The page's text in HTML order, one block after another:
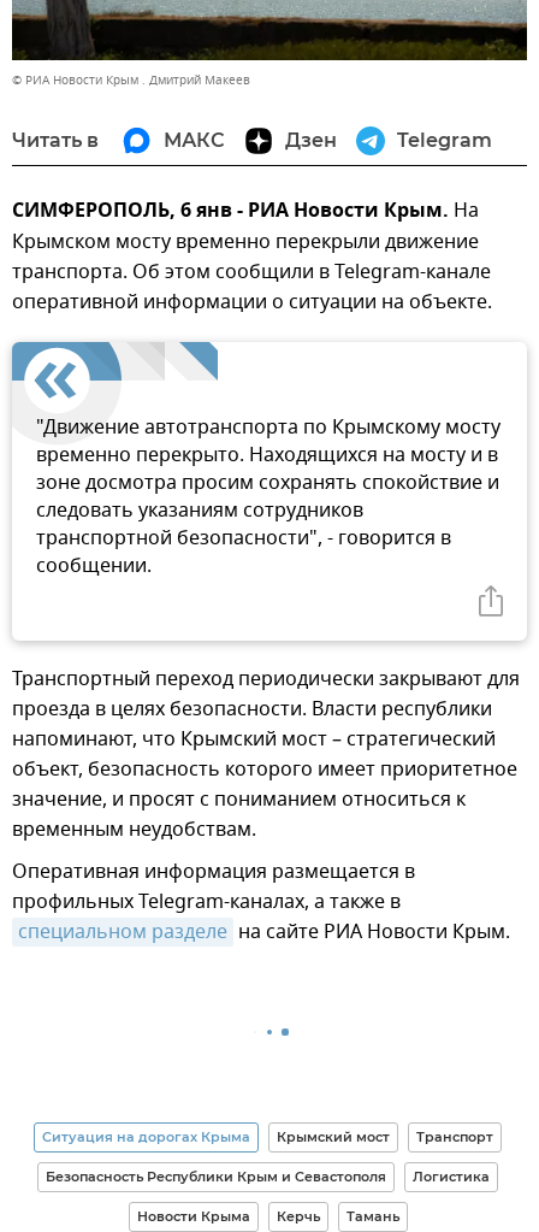
© РИА Новости Крым . Дмитрий Макеев
Читать в МАКС Дзен Telegram
СИМФЕРОПОЛЬ, 6 янв - РИА Новости Крым. На
Крымском мосту временно перекрыли движение
транспорта. Об этом сообщили в Telegram-канале
оперативной информации о ситуации на объекте.
"Движение автотранспорта по Крымскому мосту
временно перекрыто. Находящихся на мосту и в
зоне досмотра просим сохранять спокойствие и
следовать указаниям сотрудников
транспортной безопасности", - говорится в
сообщении.
Транспортный переход периодически закрывают для
проезда в целях безопасности. Власти республики
напоминают, что Крымский мост – стратегический
объект, безопасность которого имеет приоритетное
значение, и просят с пониманием относиться к
временным неудобствам.
Оперативная информация размещается в
профильных Telegram-каналах, а также в
специальном разделе на сайте РИА Новости Крым.
Ситуация на дорогах Крыма Крымский мост Транспорт
Безопасность Республики Крым и Севастополя Логистика
Новости Крыма Керчь Тамань